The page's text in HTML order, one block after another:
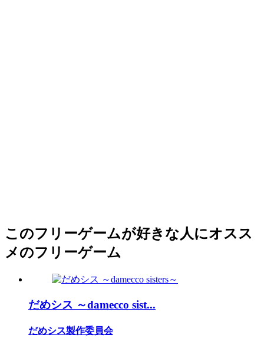
このフリーゲームが好きな人にオスス
メのフリーゲーム
だめシス ～damecco sist...
だめシス製作委員会